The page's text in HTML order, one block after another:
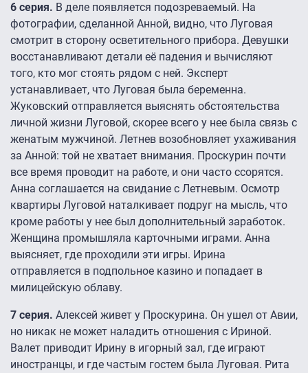
6 серия. В деле появляется подозреваемый. На
фотографии, сделанной Анной, видно, что Луговая
смотрит в сторону осветительного прибора. Девушки
восстанавливают детали её падения и вычисляют
того, кто мог стоять рядом с ней. Эксперт
устанавливает, что Луговая была беременна.
Жуковский отправляется выяснять обстоятельства
личной жизни Луговой, скорее всего у нее была связь с
женатым мужчиной. Летнев возобновляет ухаживания
за Анной: той не хватает внимания. Проскурин почти
все время проводит на работе, и они часто ссорятся.
Анна соглашается на свидание с Летневым. Осмотр
квартиры Луговой наталкивает подруг на мысль, что
кроме работы у нее был дополнительный заработок.
Женщина промышляла карточными играми. Анна
выясняет, где проходили эти игры. Ирина
отправляется в подпольное казино и попадает в
милицейскую облаву.
7 серия. Алексей живет у Проскурина. Он ушел от Авии,
но никак не может наладить отношения с Ириной.
Валет приводит Ирину в игорный зал, где играют
иностранцы, и где частым гостем была Луговая. Рита